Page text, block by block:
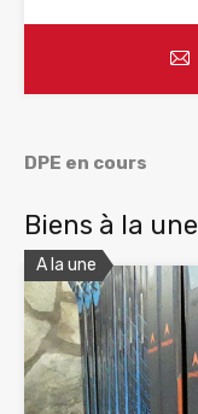
DPE en cours
Biens à la une
A la une